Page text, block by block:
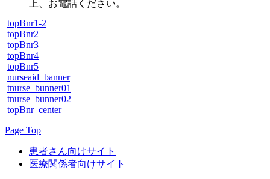
上、お電話ください。
topBnr1-2
topBnr2
topBnr3
topBnr4
topBnr5
nurseaid_banner
tnurse_bunner01
tnurse_bunner02
topBnr_center
Page Top
患者さん向けサイト
医療関係者向けサイト